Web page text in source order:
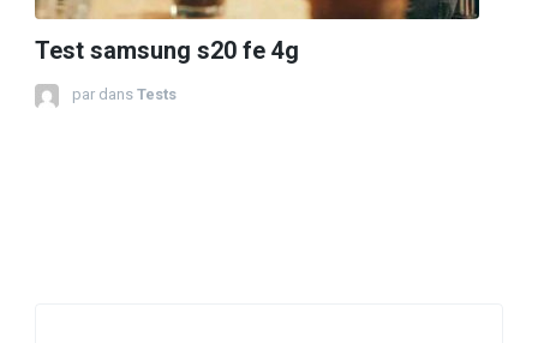
Test samsung s20 fe 4g
par dans Tests